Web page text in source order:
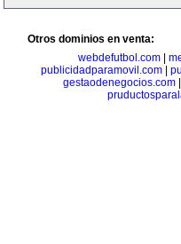
Otros dominios en venta:
webdefutbol.com
publicidadparamovil.com
gestaodenegocios.com|